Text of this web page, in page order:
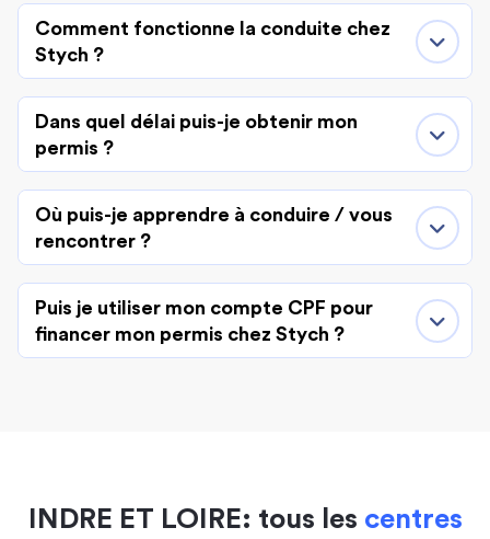
Comment fonctionne la conduite chez
Stych ?
Dans quel délai puis-je obtenir mon
permis ?
Où puis-je apprendre à conduire / vous
rencontrer ?
Puis je utiliser mon compte CPF pour
financer mon permis chez Stych ?
INDRE ET LOIRE: tous les centres